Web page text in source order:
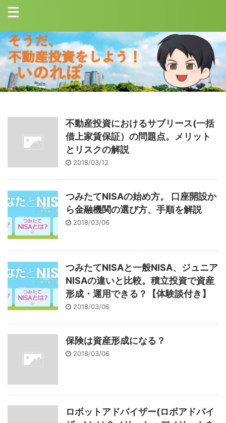
不動産投資におけるサブリース(一括
借上家賃保証）の問題点。メリット
とリスクの解説
2018/03/12
つみたてNISAの始め方。 口座開設か
ら金融機関の選び方、手順を解説
2018/03/06
つみたてNISAと一般NISA、ジュニア
NISAの違いと比較。積立投資で資産
形成・運用できる？【体験談付き】
2018/03/06
保険は資産形成になる？
2018/03/06
ロボットアドバイザー(ロボアドバイ